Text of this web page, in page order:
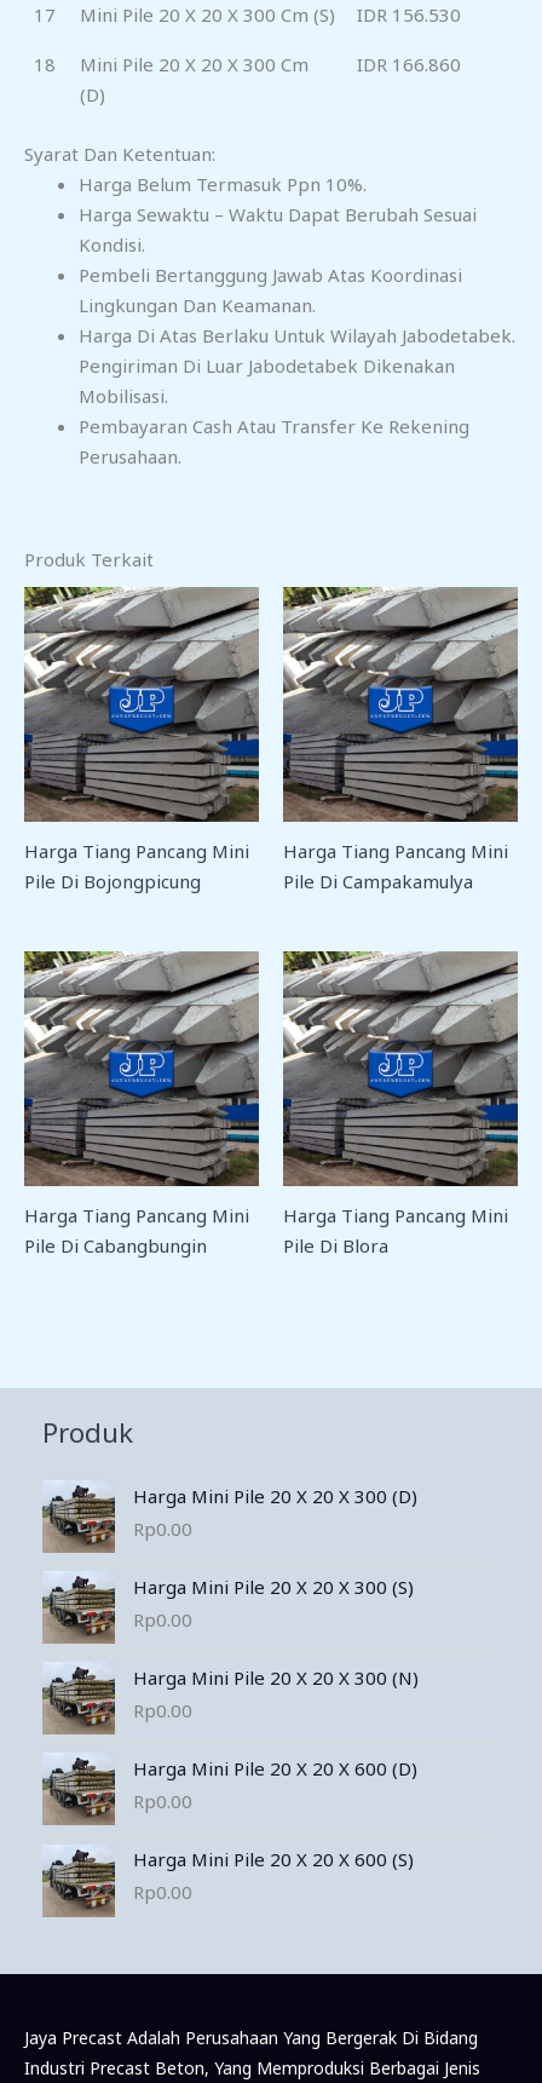
17 Mini Pile 20 X 20 X 300 Cm (S) IDR 156.530
18
Mini Pile 20 X 20 X 300 Cm
(D)
IDR 166.860
Syarat Dan Ketentuan:
Harga Belum Termasuk Ppn 10%.
Harga Sewaktu – Waktu Dapat Berubah Sesuai
Kondisi.
Pembeli Bertanggung Jawab Atas Koordinasi
Lingkungan Dan Keamanan.
Harga Di Atas Berlaku Untuk Wilayah Jabodetabek.
Pengiriman Di Luar Jabodetabek Dikenakan
Mobilisasi.
Pembayaran Cash Atau Transfer Ke Rekening
Perusahaan.
Produk Terkait
Harga Tiang Pancang Mini
Pile Di Bojongpicung
Harga Tiang Pancang Mini
Pile Di Campakamulya
Harga Tiang Pancang Mini
Pile Di Cabangbungin
Harga Tiang Pancang Mini
Pile Di Blora
Produk
Harga Mini Pile 20 X 20 X 300 (D)
Rp0.00
Harga Mini Pile 20 X 20 X 300 (S)
Rp0.00
Harga Mini Pile 20 X 20 X 300 (N)
Rp0.00
Harga Mini Pile 20 X 20 X 600 (D)
Rp0.00
Harga Mini Pile 20 X 20 X 600 (S)
Rp0.00
Jaya Precast Adalah Perusahaan Yang Bergerak Di Bidang
Industri Precast Beton, Yang Memproduksi Berbagai Jenis